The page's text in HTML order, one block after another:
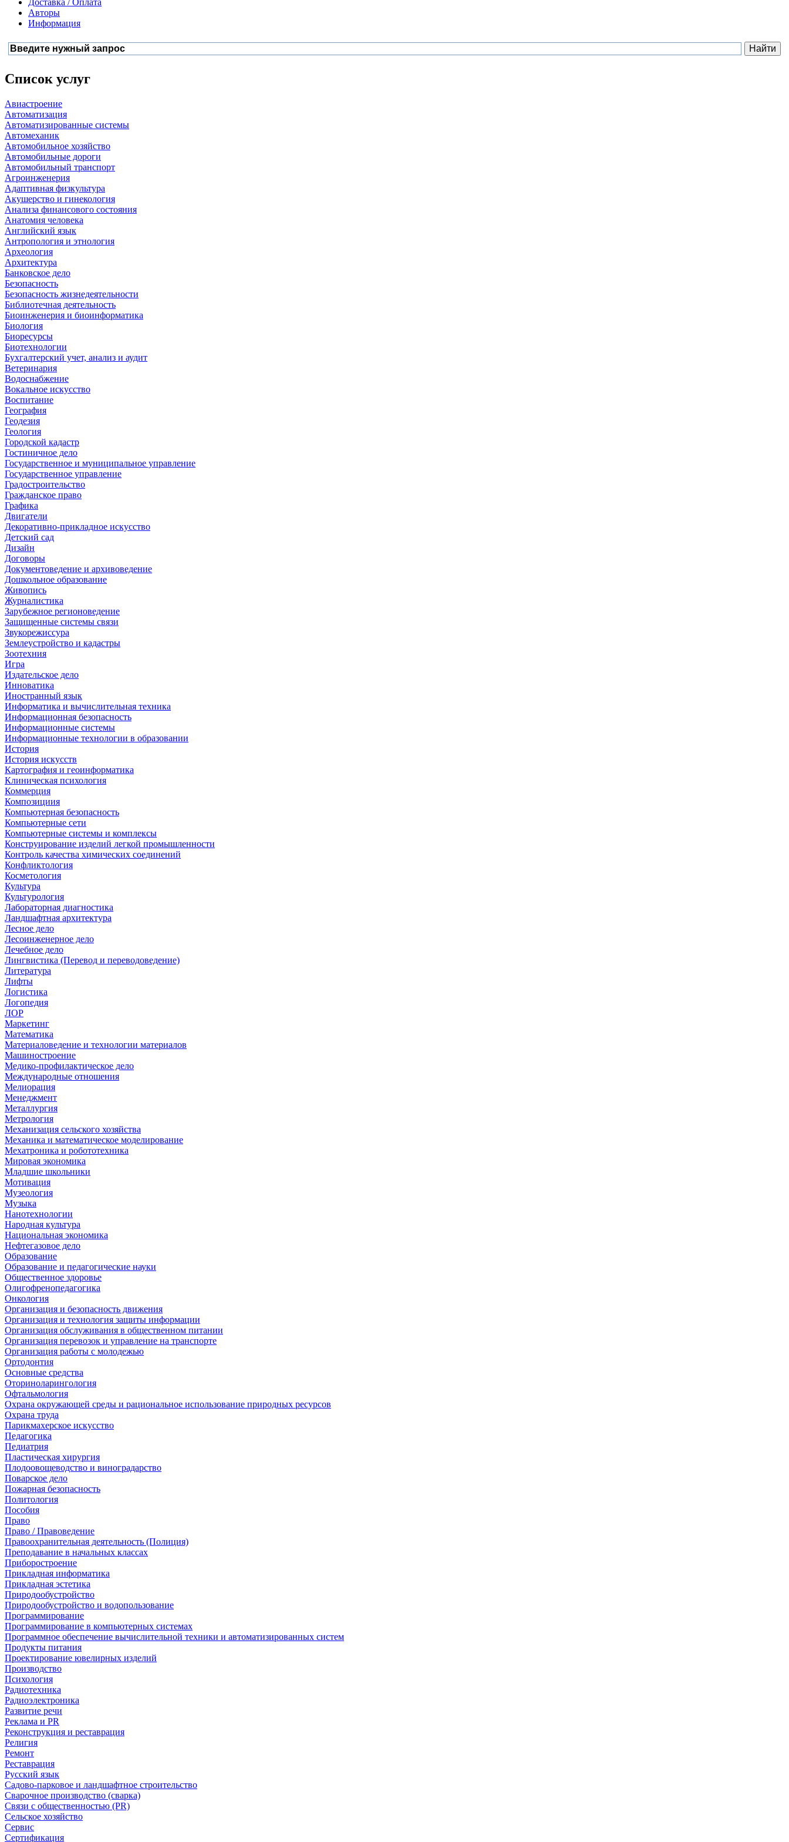
Доставка / Оплата
Авторы
Информация
Список услуг
Авиастроение
Автоматизация
Автоматизированные системы
Автомеханик
Автомобильное хозяйство
Автомобильные дороги
Автомобильный транспорт
Агроинженерия
Адаптивная физкультура
Акушерство и гинекология
Анализа финансового состояния
Анатомия человека
Английский язык
Антропология и этнология
Археология
Архитектура
Банковское дело
Безопасность
Безопасность жизнедеятельности
Библиотечная деятельность
Биоинженерия и биоинформатика
Биология
Биоресурсы
Биотехнологии
Бухгалтерский учет, анализ и аудит
Ветеринария
Водоснабжение
Вокальное искусство
Воспитание
География
Геодезия
Геология
Городской кадастр
Гостиничное дело
Государственное и муниципальное управление
Государственное управление
Градостроительство
Гражданское право
Графика
Двигатели
Декоративно-прикладное искусство
Детский сад
Дизайн
Договоры
Документоведение и архивоведение
Дошкольное образование
Живопись
Журналистика
Зарубежное регионоведение
Защищенные системы связи
Звукорежиссура
Землеустройство и кадастры
Зоотехния
Игра
Издательское дело
Инноватика
Иностранный язык
Информатика и вычислительная техника
Информационная безопасность
Информационные системы
Информационные технологии в образовании
История
История искусств
Картография и геоинформатика
Клиническая психология
Коммерция
Композициия
Компьютерная безопасность
Компьютерные сети
Компьютерные системы и комплексы
Конструирование изделий легкой промышленности
Контроль качества химических соединений
Конфликтология
Косметология
Культура
Культурология
Лабораторная диагностика
Ландшафтная архитектура
Лесное дело
Лесоинженерное дело
Лечебное дело
Лингвистика (Перевод и переводоведение)
Литература
Лифты
Логистика
Логопедия
ЛОР
Маркетинг
Математика
Материаловедение и технологии материалов
Машиностроение
Медико-профилактическое дело
Международные отношения
Мелиорация
Менеджмент
Металлургия
Метрология
Механизация сельского хозяйства
Механика и математическое моделирование
Мехатроника и робототехника
Мировая экономика
Младшие школьники
Мотивация
Музеология
Музыка
Нанотехнологии
Народная культура
Национальная экономика
Нефтегазовое дело
Образование
Образование и педагогические науки
Общественное здоровье
Олигофренопедагогика
Онкология
Организация и безопасность движения
Организация и технология защиты информации
Организация обслуживания в общественном питании
Организация перевозок и управление на транспорте
Организация работы с молодежью
Ортодонтия
Основные средства
Оториноларингология
Офтальмология
Охрана окружающей среды и рациональное использование природных ресурсов
Охрана труда
Парикмахерское искусство
Педагогика
Педиатрия
Пластическая хирургия
Плодоовощеводство и виноградарство
Поварское дело
Пожарная безопасность
Политология
Пособия
Право
Право / Правоведение
Правоохранительная деятельность (Полиция)
Преподавание в начальных классах
Приборостроение
Прикладная информатика
Прикладная эстетика
Природообустройство
Природообустройство и водопользование
Программирование
Программирование в компьютерных системах
Программное обеспечение вычислительной техники и автоматизированных систем
Продукты питания
Проектирование ювелирных изделий
Производство
Психология
Радиотехника
Радиоэлектроника
Развитие речи
Реклама и PR
Реконструкция и реставрация
Религия
Ремонт
Реставрация
Русский язык
Садово-парковое и ландшафтное строительство
Сварочное производство (сварка)
Связи с общественностью (PR)
Сельское хозяйство
Сервис
Сертификация